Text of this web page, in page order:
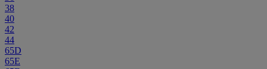
38
40
42
44
65D
65E